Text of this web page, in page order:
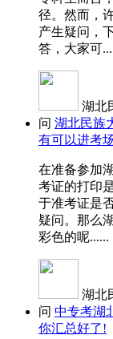
径。然而，
产生疑问，
答，大家可
湖北
问 湖北民族
有可以进考
在准备参加
考证的打印
于准考证是
疑问。那么
彩色的呢......
湖北
问 中专考湖
你汇总好了!